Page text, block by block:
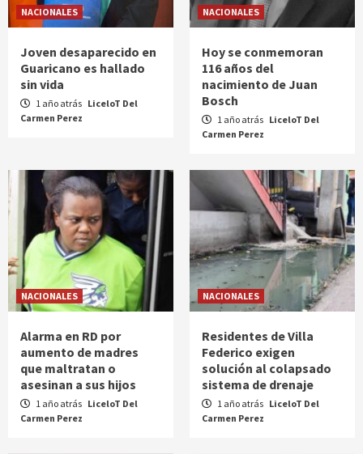
NACIONALES
Joven desaparecido en
Guaricano es hallado
sin vida
1 año atrás LiceloT Del
Carmen Perez
NACIONALES
Hoy se conmemoran
116 años del
nacimiento de Juan
Bosch
1 año atrás LiceloT Del
Carmen Perez
NACIONALES
Alarma en RD por
aumento de madres
que maltratan o
asesinan a sus hijos
1 año atrás LiceloT Del
Carmen Perez
NACIONALES
Residentes de Villa
Federico exigen
solución al colapsado
sistema de drenaje
1 año atrás LiceloT Del
Carmen Perez